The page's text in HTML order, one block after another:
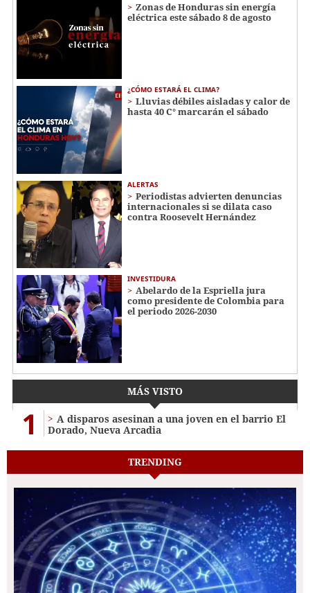
Zonas de Honduras sin energía
eléctrica este sábado 8 de agosto
¿CÓMO ESTARÁ EL CLIMA?
Lluvias débiles aisladas y calor de
hasta 40 C° marcarán el sábado
ALERTAS
Periodistas advierten denuncias
internacionales si se dilata caso
contra Roosevelt Hernández
INVESTIDURA
Abelardo de la Espriella jura
como presidente de Colombia para
el periodo 2026-2030
MÁS VISTO
1
A disparos asesinan a una joven en el barrio El
Dorado, Nueva Arcadia
TRENDING